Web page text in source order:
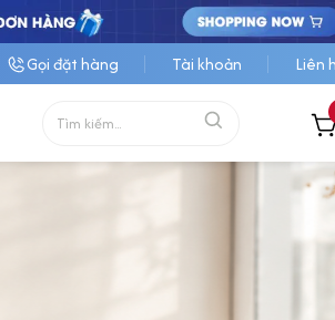
Gọi đặt hàng Tài khoản Liên